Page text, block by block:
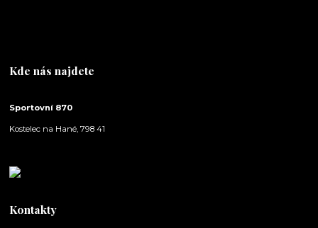
Kde nás najdete
Sportovní 870
Kostelec na Hané, 798 41
Kontakty